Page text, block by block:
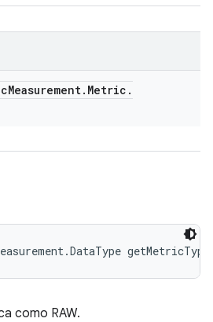
Measurement. Metric .
como RAW.